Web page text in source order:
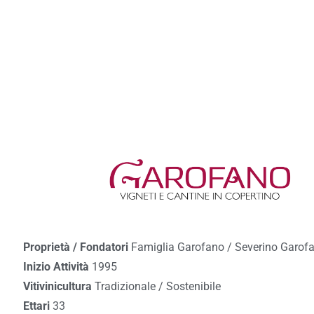
Proprietà / Fondatori Famiglia Garofano / Severino
Inizio Attività 1995
Vitivinicultura Tradizionale / Sostenibile
Ettari 33